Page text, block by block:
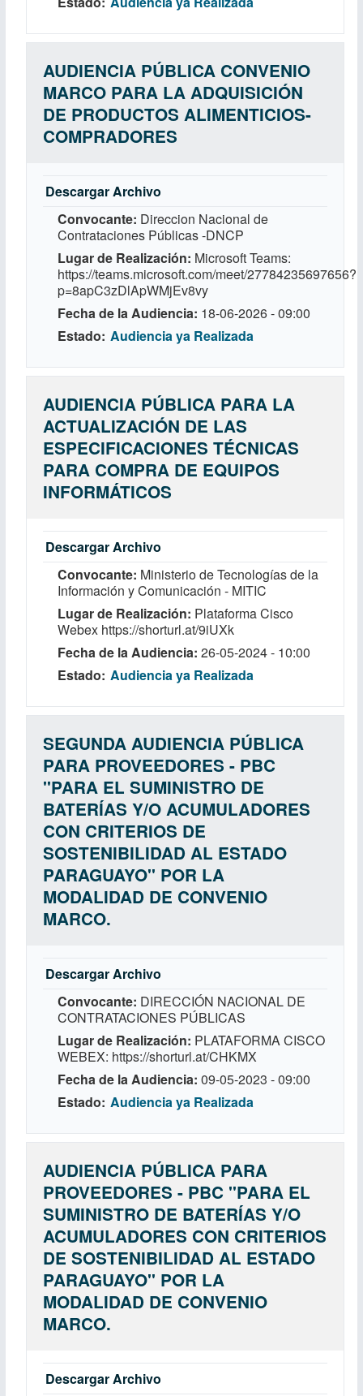
AUDIENCIA PÚBLICA CONVENIO
MARCO PARA LA ADQUISICIÓN
DE PRODUCTOS ALIMENTICIOS-
COMPRADORES
Descargar Archivo
Convocante Direccion Nacional de
Contrataciones Públicas -DNCP
Lugar de Realización Microsoft Teams:
https://teams.microsoft.com/meet/27784235697656?
p=8apC3zDlApWMjEv8vy
Fecha de la Audiencia 18-06-2026 - 09:00
Estado Audiencia ya Realizada
AUDIENCIA PÚBLICA PARA LA
ACTUALIZACIÓN DE LAS
ESPECIFICACIONES TÉCNICAS
PARA COMPRA DE EQUIPOS
INFORMÁTICOS
Descargar Archivo
Convocante Ministerio de Tecnologías de la
Información y Comunicación - MITIC
Lugar de Realización Plataforma Cisco
Webex https://shorturl.at/9iUXk
Fecha de la Audiencia 26-05-2024 - 10:00
Estado Audiencia ya Realizada
SEGUNDA AUDIENCIA PÚBLICA
PARA PROVEEDORES - PBC
''PARA EL SUMINISTRO DE
BATERÍAS Y/O ACUMULADORES
CON CRITERIOS DE
SOSTENIBILIDAD AL ESTADO
PARAGUAYO'' POR LA
MODALIDAD DE CONVENIO
MARCO.
Descargar Archivo
Convocante DIRECCIÓN NACIONAL DE
CONTRATACIONES PÚBLICAS
Lugar de Realización PLATAFORMA CISCO
WEBEX: https://shorturl.at/CHKMX
Fecha de la Audiencia 09-05-2023 - 09:00
Estado Audiencia ya Realizada
AUDIENCIA PÚBLICA PARA
PROVEEDORES - PBC ''PARA EL
SUMINISTRO DE BATERÍAS Y/O
ACUMULADORES CON CRITERIOS
DE SOSTENIBILIDAD AL ESTADO
PARAGUAYO'' POR LA
MODALIDAD DE CONVENIO
MARCO.
Descargar Archivo